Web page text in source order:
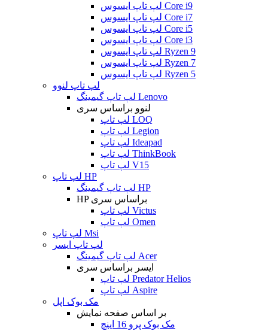
لپ تاپ ایسوس Core i9
لپ تاپ ایسوس Core i7
لپ تاپ ایسوس Core i5
لپ تاپ ایسوس Core i3
لپ تاپ ایسوس Ryzen 9
لپ تاپ ایسوس Ryzen 7
لپ تاپ ایسوس Ryzen 5
لپ تاپ لنوو
لپ تاپ گیمینگ Lenovo
لنوو براساس سری
لپ تاپ LOQ
لپ تاپ Legion
لپ تاپ Ideapad
لپ تاپ ThinkBook
لپ تاپ V15
لپ تاپ HP
لپ تاپ گیمینگ HP
HP براساس سری
لپ تاپ Victus
لپ تاپ Omen
لپ تاپ Msi
لپ تاپ ایسر
لپ تاپ گیمینگ Acer
ایسر براساس سری
لپ تاپ Predator Helios
لپ تاپ Aspire
مک بوک اپل
بر اساس صفحه نمایش
مک بوک پرو 16 اینچ